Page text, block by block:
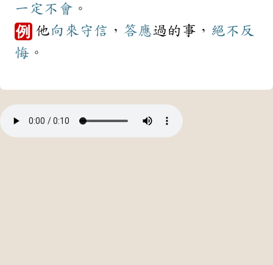
一定 不會 。
例 他向來 守信 ， 答應過的事， 絕不 反
悔 。